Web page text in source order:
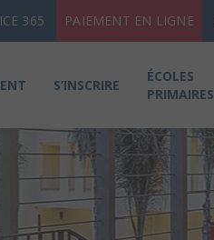
365 PAIEMENT EN LIGNE
S’INSCRIRE
ÉCOLES
PRIMAIRES